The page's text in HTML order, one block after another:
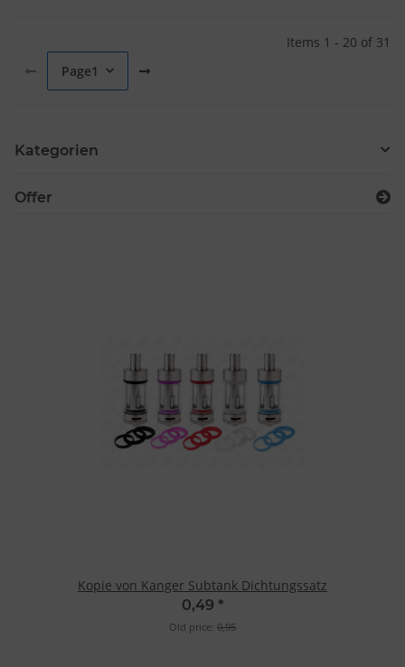
Items 1 - 20 of 31
Page1
Kategorien
Offer
Kopie von Kanger Subtank Dichtungssatz
0,49 *
Old price: 0,95